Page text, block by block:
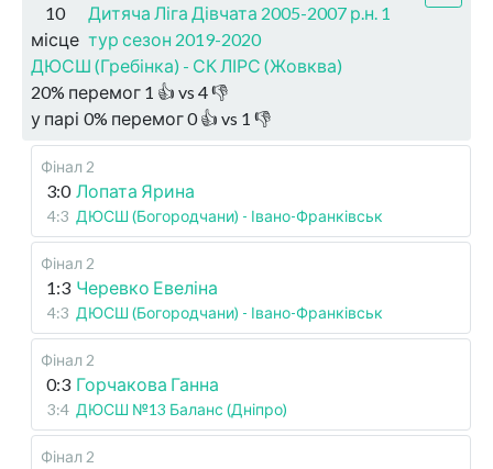
10
місце
Дитяча Ліга Дівчата 2005-2007 р.н. 1
тур сезон 2019-2020
ДЮСШ (Гребінка) - СК ЛІРС (Жовква)
20% перемог 1 👍 vs 4👎
у парі 0% перемог0👍 vs 1 👎
Фінал 2
3:0 Лопата Ярина
4:3 ДЮСШ (Богородчани) - Івано-Франківськ
Фінал 2
1:3 Черевко Евеліна
4:3 ДЮСШ (Богородчани) - Івано-Франківськ
Фінал 2
0:3 Горчакова Ганна
3:4 ДЮСШ №13 Баланс (Дніпро)
Фінал 2